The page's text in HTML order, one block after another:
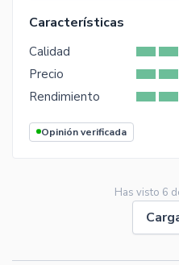
Características
Calidad
Precio
Rendimiento
Opinión verificada
Has visto 6